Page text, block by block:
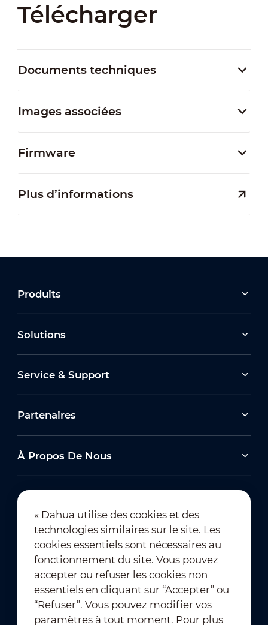
Télécharger
Documents techniques
Images associées
Firmware
Plus d’informations
Produits
Solutions
Service & Support
Partenaires
À Propos De Nous
Abonnement à la newsletter
« Dahua utilise des cookies et des
technologies similaires sur le site. Les
cookies essentiels sont nécessaires au
fonctionnement du site. Vous pouvez
accepter ou refuser les cookies non
essentiels en cliquant sur “Accepter” ou
“Refuser”. Vous pouvez modifier vos
paramètres à tout moment. Pour plus